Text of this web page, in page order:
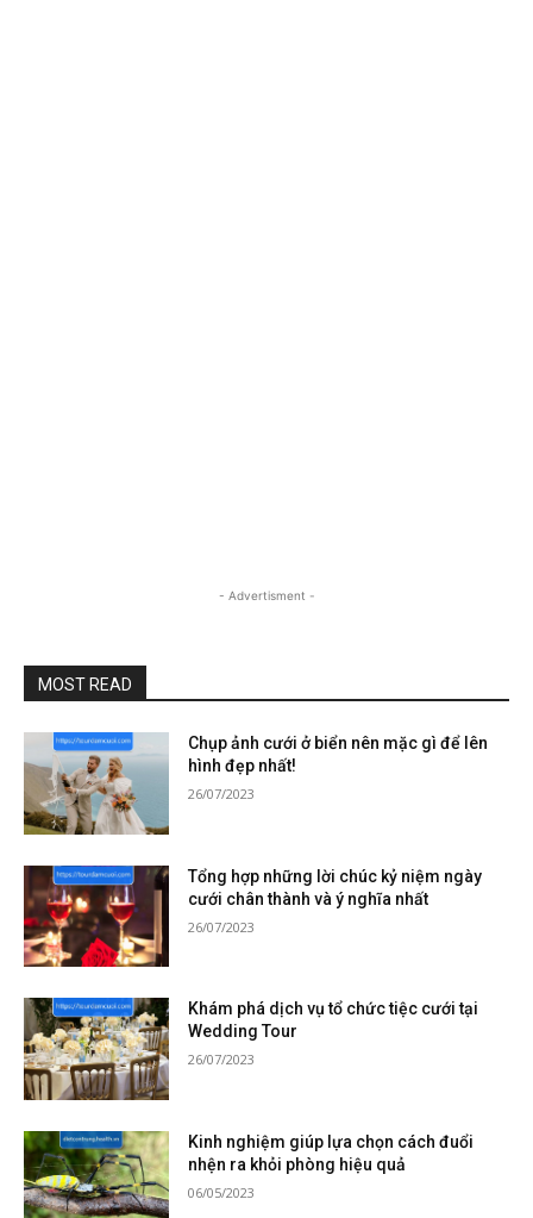
- Advertisment -
MOST READ
Chụp ảnh cưới ở biển nên mặc gì để lên
hình đẹp nhất!
26/07/2023
Tổng hợp những lời chúc kỷ niệm ngày
cưới chân thành và ý nghĩa nhất
26/07/2023
Khám phá dịch vụ tổ chức tiệc cưới tại
Wedding Tour
26/07/2023
Kinh nghiệm giúp lựa chọn cách đuổi
nhện ra khỏi phòng hiệu quả
06/05/2023